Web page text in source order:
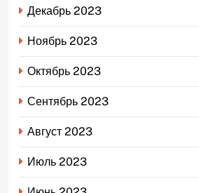
Декабрь 2023
Ноябрь 2023
Октябрь 2023
Сентябрь 2023
Август 2023
Июль 2023